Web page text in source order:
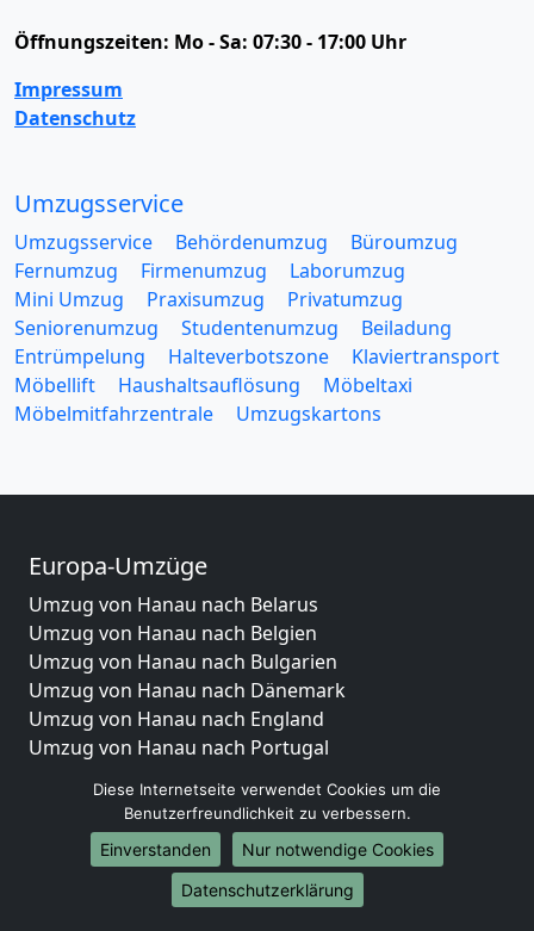
Öffnungszeiten: Mo - Sa: 07:30 - 17:00 Uhr
Impressum
Datenschutz
Umzugsservice
Umzugsservice Behördenumzug
Büroumzug
Fernumzug
Firmenumzug
Laborumzug
Mini Umzug
Praxisumzug
Privatumzug
Seniorenumzug
Studentenumzug
Beiladung
Entrümpelung
Halteverbotszone
Klaviertransport
Möbellift
Haushaltsauflösung
Möbeltaxi
Möbelmitfahrzentrale
Umzugskartons
Europa-Umzüge
Umzug von Hanau nach Belarus
Umzug von Hanau nach Belgien
Umzug von Hanau nach Bulgarien
Umzug von Hanau nach Dänemark
Umzug von Hanau nach England
Umzug von Hanau nach Portugal
Umzug von Hanau nach Irland
Umzug von Hanau nach Lettland
Umzug von Hanau nach Zypern
Umzug von Hanau nach Kroatien
Diese Internetseite verwendet Cookies um die
Benutzerfreundlichkeit zu verbessern.
Einverstanden
Nur notwendige Cookies
Datenschutzerklärung